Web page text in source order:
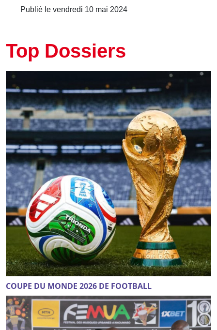
Publié le vendredi 10 mai 2024
Top Dossiers
COUPE DU MONDE 2026 DE FOOTBALL